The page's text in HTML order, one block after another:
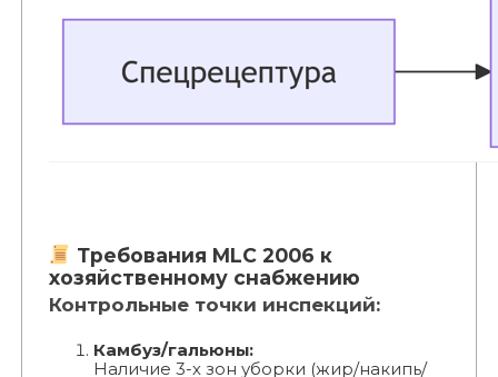
Требования MLC 2006 к
хозяйственному снабжению
Контрольные точки инспекций:
Камбуз/гальюны:
Наличие 3-х зон уборки (жир/накипь/